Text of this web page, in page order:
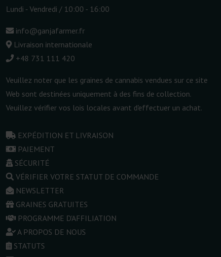
Lundi - Vendredi / 10:00 - 16:00
info@ganjafarmer.fr
Livraison internationale
+48 731 111 420
Veuillez noter que les graines de cannabis vendues sur ce site
Web sont destinées uniquement à des fins de collection.
Veuillez vérifier vos lois locales avant d'effectuer un achat.
EXPÉDITION ET LIVRAISON
PAIEMENT
SÉCURITÉ
VÉRIFIER VOTRE STATUT DE COMMANDE
NEWSLETTER
GRAINES GRATUITES
PROGRAMME D'AFFILIATION
A PROPOS DE NOUS
STATUTS